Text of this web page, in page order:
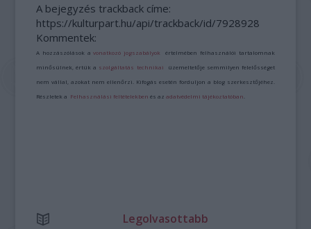
A bejegyzés trackback címe:
https://kulturpart.hu/api/trackback/id/7928928
Kommentek:
A hozzászólások avonatkozó jogszabályok értelmében felhasználói tartalomnak
minősülnek, értük a szolgáltatás technikai üzemeltetője semmilyen felelősséget
nem vállal, azokat nem ellenőrzi. Kifogás esetén forduljon a blog szerkesztőjéhez.
Részletek a Felhasználási feltételekben és azadatvédelmi tájékoztatóban
Legolvasottabb